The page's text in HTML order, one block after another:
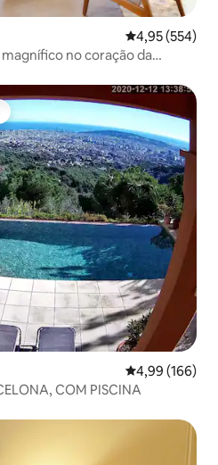
4,95 de uma
4,95 (554)
no coração da
dos hóspedes
4,99 de uma
4,99 (166)
COM PISCINA